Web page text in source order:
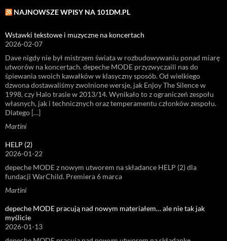
NAJNOWSZE WPISY NA 101DM.PL
Wstawki tekstowe i muzyczne na koncertach
2026-02-07
Dave nigdy nie był mistrzem świata w rozbudowywaniu ponad miarę
utworów na koncertach. depeche MODE przyzwyczaili nas do
śpiewania swoich kawałków w klasyczny sposób. Od wielkiego
dzwona dostawaliśmy zwolnione wersje, jak Enjoy The Silence w
1998, czy Halo trasie w 2013/14. Wynikało to z ograniczeń zespołu
własnych, jak i technicznych oraz temperamentu członków zespołu.
Dlatego […]
Martini
HELP (2)
2026-01-22
depeche MODE z nowym utworem na składance HELP (2) dla
fundacji WarChild. Premiera 6 marca
Martini
depeche MODE pracują nad nowym materiałem… ale nie tak jak
myślicie
2026-01-13